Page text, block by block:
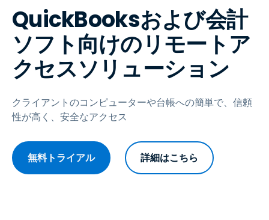
QuickBooksおよび会計
ソフト向けのリモートア
クセスソリューション
クライアントのコンピューターや台帳への簡単で、信頼
性が高く、安全なアクセス
無料トライアル 詳細はこちら